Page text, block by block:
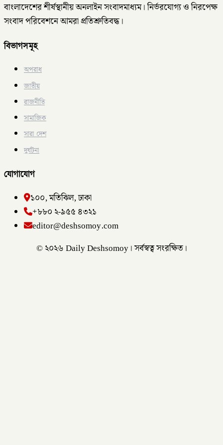
বাংলাদেশের শীর্ষস্থানীয় অনলাইন সংবাদমাধ্যম। নির্ভরযোগ্য ও নিরপেক্ষ
সংবাদ পরিবেশনে আমরা প্রতিশ্রুতিবদ্ধ।
বিভাগসমূহ
অপরাধ
জাতীয়
রাজনীতি
সামাজিক
সারা দেশ
দুর্ঘটনা
যোগাযোগ
১০০, মতিঝিল, ঢাকা
+৮৮০ ২-৯৫৫ ৪৩২১
editor@deshsomoy.com
© ২০২৬ Daily Deshsomoy। সর্বস্বত্ব সংরক্ষিত।